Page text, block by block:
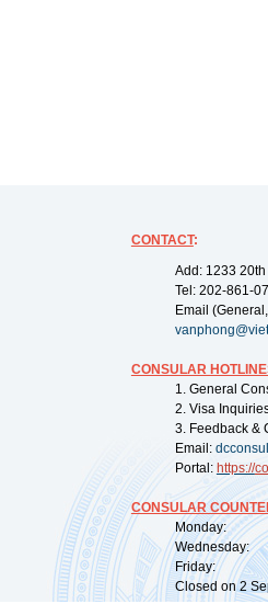
CONTACT:
Add: 1233
Tel: 202-861-
Email
CONSULAR
1. General
2. Visa
3. Feedback &
Email:
Portal: https://
CONSULAR
Monday:
Wednesday:
Friday:
Closed on 2